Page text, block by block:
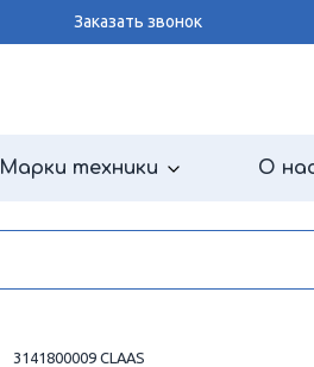
Заказать звонок
Марки техники О
3141800009 CLAAS